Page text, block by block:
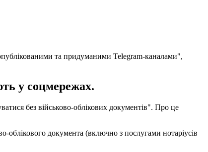
та придуманими Telegram-каналами",
у соцмережах.
без військово-облікових документів". Про це
облікового документа (включно з послугами нотаріусів